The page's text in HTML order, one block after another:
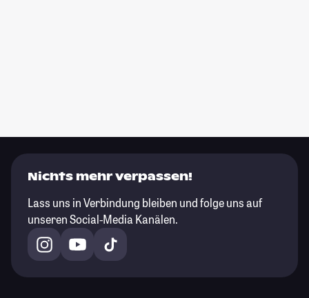
Nichts mehr verpassen!
Lass uns in Verbindung bleiben und folge uns auf
unseren Social-Media Kanälen.